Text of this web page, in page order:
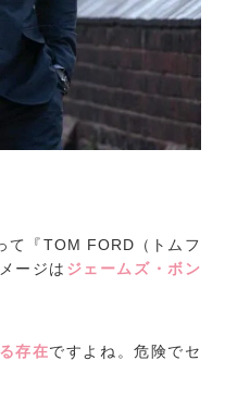
て『TOM FORD（トムフ
ージは ジェームズ・ボン
存在ですよね。危険でセ